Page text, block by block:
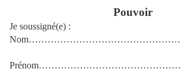
Pouvoir
Je soussigné(e) :